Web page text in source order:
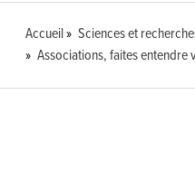
Accueil Sciences et
Associations, faites entendre